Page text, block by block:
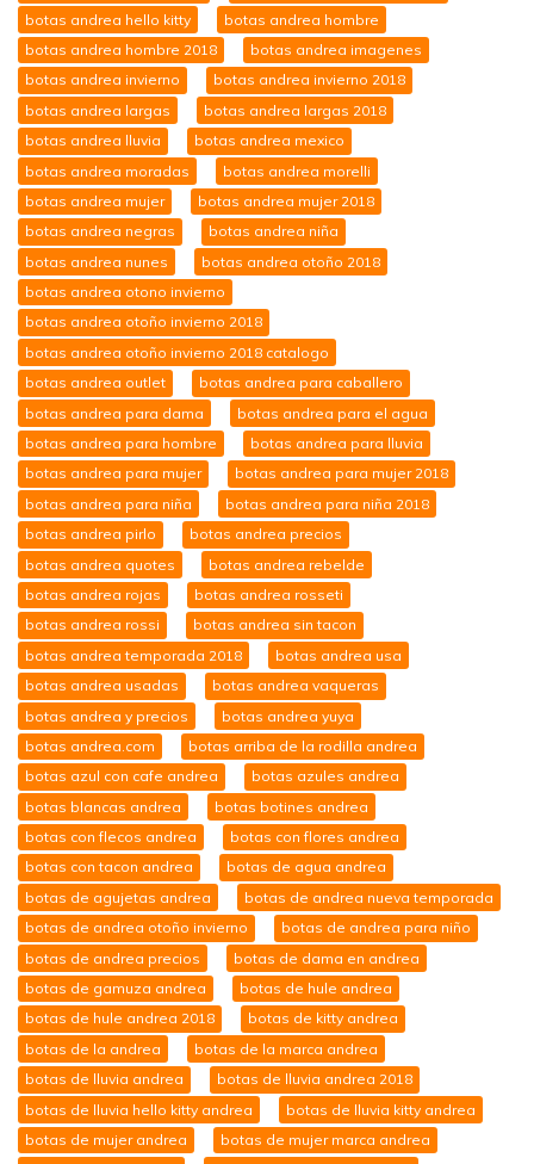
botas andrea hello kitty
botas andrea hombre
botas andrea hombre 2018
botas andrea imagenes
botas andrea invierno
botas andrea invierno 2018
botas andrea largas
botas andrea largas 2018
botas andrea lluvia
botas andrea mexico
botas andrea moradas
botas andrea morelli
botas andrea mujer
botas andrea mujer 2018
botas andrea negras
botas andrea niña
botas andrea nunes
botas andrea otoño 2018
botas andrea otono invierno
botas andrea otoño invierno 2018
botas andrea otoño invierno 2018 catalogo
botas andrea outlet
botas andrea para caballero
botas andrea para dama
botas andrea para el agua
botas andrea para hombre
botas andrea para lluvia
botas andrea para mujer
botas andrea para mujer 2018
botas andrea para niña
botas andrea para niña 2018
botas andrea pirlo
botas andrea precios
botas andrea quotes
botas andrea rebelde
botas andrea rojas
botas andrea rosseti
botas andrea rossi
botas andrea sin tacon
botas andrea temporada 2018
botas andrea usa
botas andrea usadas
botas andrea vaqueras
botas andrea y precios
botas andrea yuya
botas andrea.com
botas arriba de la rodilla andrea
botas azul con cafe andrea
botas azules andrea
botas blancas andrea
botas botines andrea
botas con flecos andrea
botas con flores andrea
botas con tacon andrea
botas de agua andrea
botas de agujetas andrea
botas de andrea nueva temporada
botas de andrea otoño invierno
botas de andrea para niño
botas de andrea precios
botas de dama en andrea
botas de gamuza andrea
botas de hule andrea
botas de hule andrea 2018
botas de kitty andrea
botas de la andrea
botas de la marca andrea
botas de lluvia andrea
botas de lluvia andrea 2018
botas de lluvia hello kitty andrea
botas de lluvia kitty andrea
botas de mujer andrea
botas de mujer marca andrea